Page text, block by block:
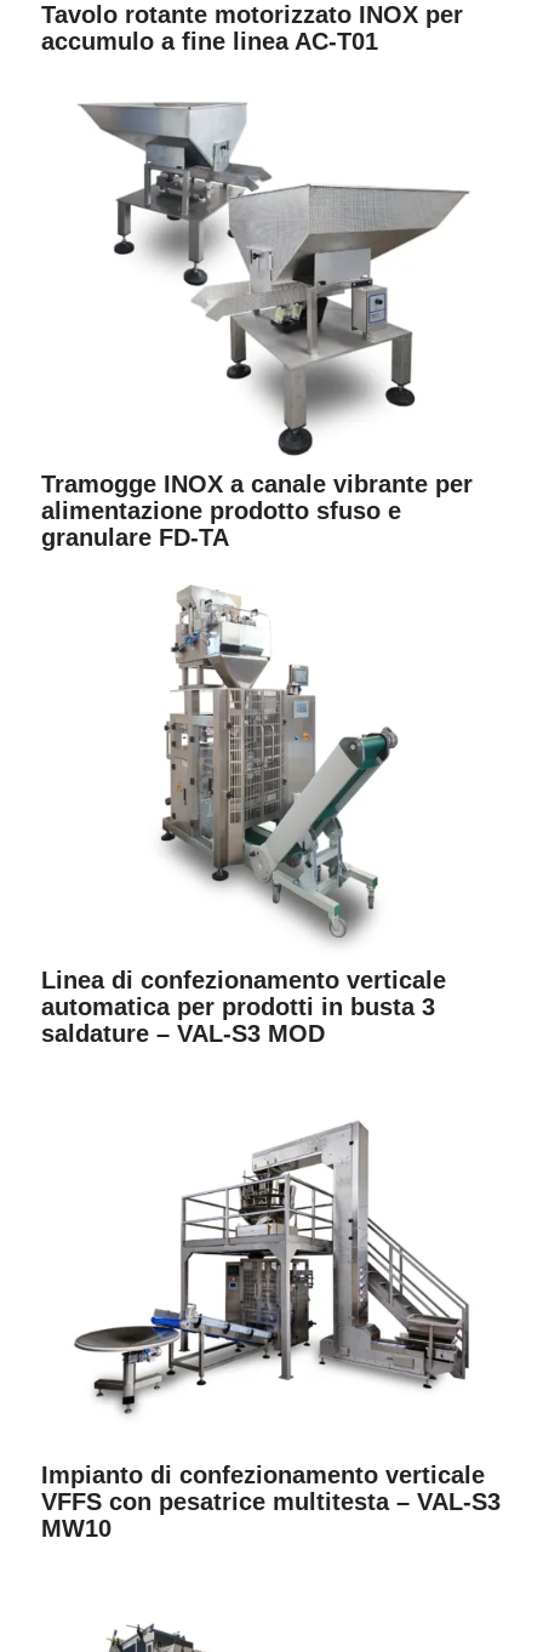
Tavolo rotante motorizzato INOX per
accumulo a fine linea AC-T01
Tramogge INOX a canale vibrante per
alimentazione prodotto sfuso e
granulare FD-TA
Linea di confezionamento verticale
automatica per prodotti in busta 3
saldature – VAL-S3 MOD
Impianto di confezionamento verticale
VFFS con pesatrice multitesta – VAL-S3
MW10